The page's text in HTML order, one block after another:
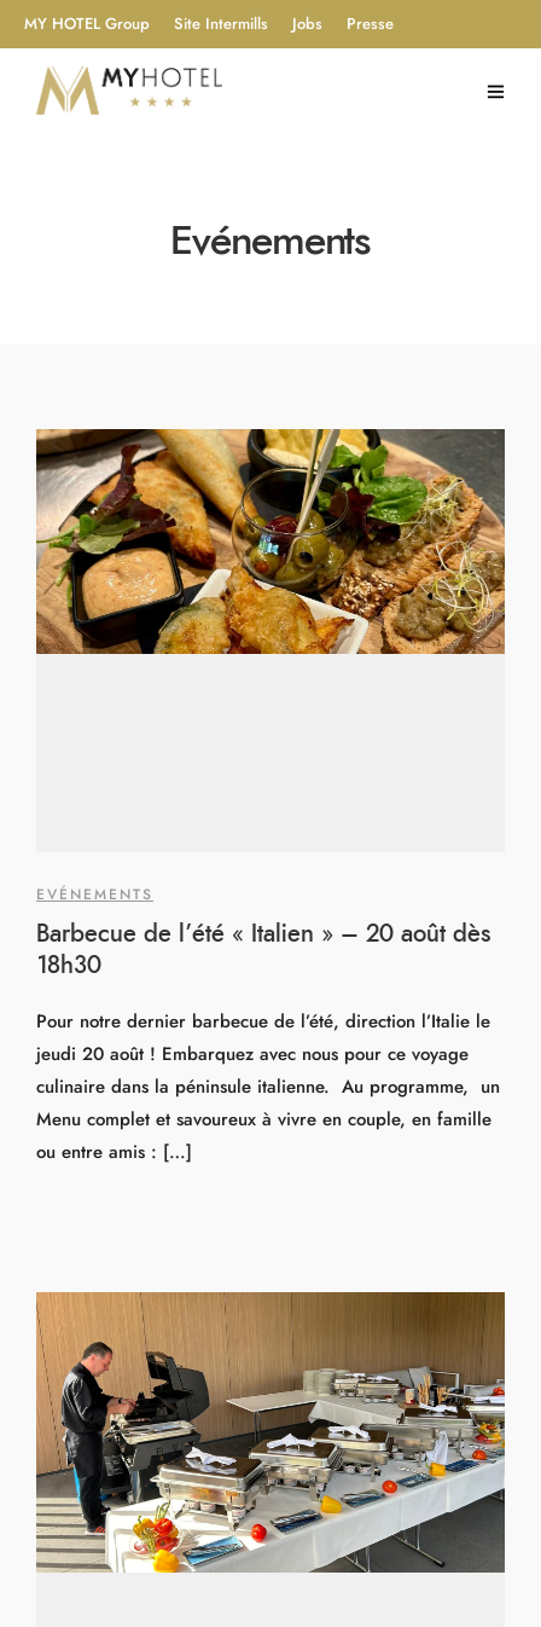
MY HOTEL Group Site Intermills Jobs Presse
Evénements
EVÉNEMENTS
Barbecue de l’été « Italien » – 20 août dès
18h30
Pour notre dernier barbecue de l’été, direction l’Italie le
jeudi 20 août ! Embarquez avec nous pour ce voyage
culinaire dans la péninsule italienne. Au programme, un
Menu complet et savoureux à vivre en couple, en famille
ou entre amis : […]